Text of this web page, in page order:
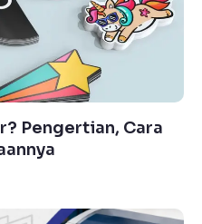
Pengertian, Cara